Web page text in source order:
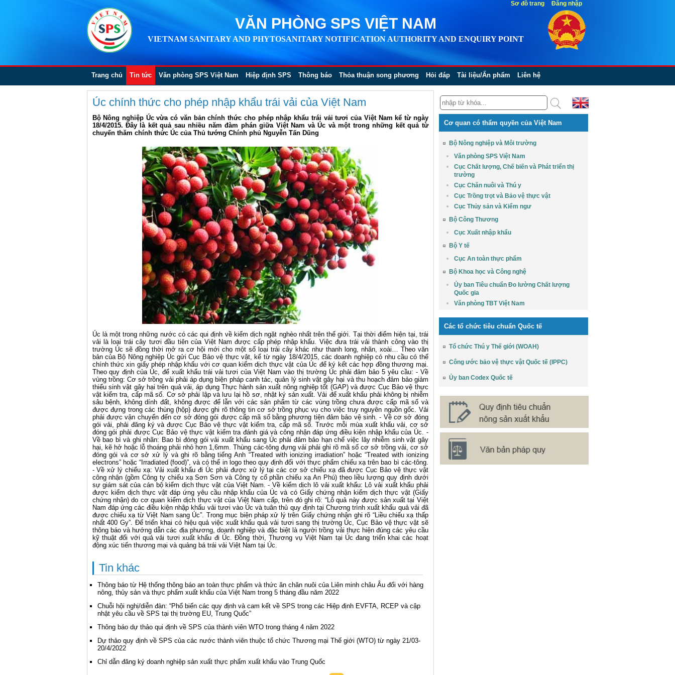
VĂN PHÒNG SPS VIỆT NAM
VIETNAM SANITARY AND PHYTOSANITARY NOTIFICATION AUTHORITY AND ENQUIRY POINT
Trang chủ Tin tức Văn phòng SPS Việt Nam Hiệp định SPS Thông báo Thỏa thuận song phương Hỏi đáp Tài liệu/Ấn phẩm Liên hệ
Úc chính thức cho phép nhập khẩu trái vải của Việt Nam
Bộ Nông nghiệp Úc vừa có văn bản chính thức cho phép nhập khẩu trái vải tươi của Việt Nam kể từ ngày
18/4/2015. Đây là kết quả sau nhiều năm đàm phán giữa Việt Nam và Úc và một trong những kết quả từ
chuyến thăm chính thức Úc của Thủ tướng Chính phủ Nguyễn Tấn Dũng
Úc là một trong những nước có các qui định về kiểm dịch ngặt nghèo nhất trên thế giới. Tại thời điểm hiện tại, trái
vải là loại trái cây tươi đầu tiên của Việt Nam được cấp phép nhập khẩu. Việc đưa trái vải thành công vào thị
trường Úc sẽ đồng thời mở ra cơ hội mới cho một số loại trái cây khác như thanh long, nhãn, xoài… Theo văn
bản của Bộ Nông nghiệp Úc gửi Cục Bảo vệ thực vật, kể từ ngày 18/4/2015, các doanh nghiệp có nhu cầu có thể
chính thức xin giấy phép nhập khẩu với cơ quan kiểm dịch thực vật của Úc để ký kết các hợp đồng thương mại.
Theo quy định của Úc, để xuất khẩu trái vải tươi của Việt Nam vào thị trường Úc phải đảm bảo 5 yêu cầu: - Về
vùng trồng: Cơ sở trồng vải phải áp dụng biện pháp canh tác, quản lý sinh vật gây hại và thu hoạch đảm bảo giảm
thiểu sinh vật gây hại trên quả vải, áp dụng Thực hành sản xuất nông nghiệp tốt (GAP) và được Cục Bảo vệ thực
vật kiểm tra, cấp mã số. Cơ sở phải lập và lưu lại hồ sơ, nhật ký sản xuất. Vải để xuất khẩu phải không bị nhiễm
sâu bệnh, không dính đất, không được để lẫn với các sản phẩm từ các vùng trồng chưa được cấp mã số và
được đựng trong các thùng (hộp) được ghi rõ thông tin cơ sở trồng phục vụ cho việc truy nguyên nguồn gốc. Vải
phải được vận chuyển đến cơ sở đóng gói được cấp mã số bằng phương tiện đảm bảo vệ sinh. - Về cơ sở đóng
gói vải, phải đăng ký và được Cục Bảo vệ thực vật kiểm tra, cấp mã số. Trước mỗi mùa xuất khẩu vải, cơ sở
đóng gói phải được Cục Bảo vệ thực vật kiểm tra đánh giá và công nhận đáp ứng điều kiện nhập khẩu của Úc. -
Về bao bì và ghi nhãn: Bao bì đóng gói vải xuất khẩu sang Úc phải đảm bảo hạn chế việc lây nhiễm sinh vật gây
hại, kẽ hở hoặc lỗ thoáng phải nhỏ hơn 1,6mm. Thùng các-tông đựng vải phải ghi rõ mã số cơ sở trồng vải, cơ sở
đóng gói và cơ sở xử lý và ghi rõ bằng tiếng Anh “Treated with ionizing irradiation” hoặc “Treated with ionizing
electrons” hoặc “Irradiated (food)”, và có thể in logo theo quy định đối với thực phẩm chiếu xạ trên bao bì các-tông.
- Về xử lý chiếu xạ: Vải xuất khẩu đi Úc phải được xử lý tại các cơ sở chiếu xạ đã được Cục Bảo vệ thực vật
công nhận (gồm Công ty chiếu xạ Sơn Sơn và Công ty cổ phần chiếu xạ An Phú) theo liều lượng quy định dưới
sự giám sát của cán bộ kiểm dịch thực vật của Việt Nam. - Về kiểm dịch lô vải xuất khẩu: Lô vải xuất khẩu phải
được kiểm dịch thực vật đáp ứng yêu cầu nhập khẩu của Úc và có Giấy chứng nhận kiểm dịch thực vật (Giấy
chứng nhận) do cơ quan kiểm dịch thực vật của Việt Nam cấp, trên đó ghi rõ: “Lô quả này được sản xuất tại Việt
Nam đáp ứng các điều kiện nhập khẩu vải tươi vào Úc và tuân thủ quy định tại Chương trình xuất khẩu quả vải đã
được chiếu xạ từ Việt Nam sang Úc”. Trong mục biện pháp xử lý trên Giấy chứng nhận ghi rõ “Liều chiếu xạ thấp
nhất 400 Gy”. Để triển khai có hiệu quả việc xuất khẩu quả vải tươi sang thị trường Úc, Cục Bảo vệ thực vật sẽ
thông báo và hướng dẫn các địa phương, doanh nghiệp và đặc biệt là người trồng vải thực hiện đúng các yêu cầu
kỹ thuật đối với quả vải tươi xuất khẩu đi Úc. Đồng thời, Thương vụ Việt Nam tại Úc đang triển khai các hoạt
động xúc tiến thương mại và quảng bá trái vải Việt Nam tại Úc.
Tin khác
Thông báo từ Hệ thống thông báo an toàn thực phẩm và thức ăn chăn nuôi của Liên minh châu Âu đối với hàng
nông, thủy sản và thực phẩm xuất khẩu của Việt Nam trong 5 tháng đầu năm 2022
Chuỗi hội nghị/diễn đàn: “Phổ biến các quy định và cam kết về SPS trong các Hiệp định EVFTA, RCEP và cập
nhật yêu cầu về SPS tại thị trường EU, Trung Quốc”
Thông báo dự thảo qui định về SPS của thành viên WTO trong tháng 4 năm 2022
Dự thảo quy định về SPS của các nước thành viên thuộc tổ chức Thương mại Thế giới (WTO) từ ngày 21/03-
20/4/2022
Chỉ dẫn đăng ký doanh nghiệp sản xuất thực phẩm xuất khẩu vào Trung Quốc
Cơ quan có thẩm quyền của Việt Nam
Bộ Nông nghiệp và Môi trường
Văn phòng SPS Việt Nam
Cục Chất lượng, Chế biến và Phát triển thị
trường
Cục Chăn nuôi và Thú y
Cục Trồng trọt và Bảo vệ thực vật
Cục Thủy sản và Kiểm ngư
Bộ Công Thương
Cục Xuất nhập khẩu
Bộ Y tế
Cục An toàn thực phẩm
Bộ Khoa học và Công nghệ
Ủy ban Tiêu chuẩn Đo lường Chất lượng
Quốc gia
Văn phòng TBT Việt Nam
Các tổ chức tiêu chuẩn Quốc tế
Tổ chức Thú y Thế giới (WOAH)
Công ước bảo vệ thực vật Quốc tế (IPPC)
Ủy ban Codex Quốc tế
Sơ đồ trang Đăng nhập